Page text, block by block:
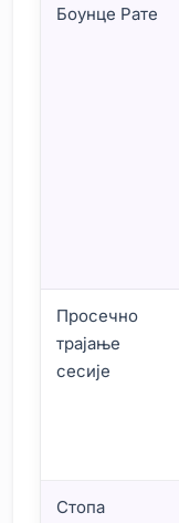
Боунце Рате
Просечно
трајање
сесије
Стопа